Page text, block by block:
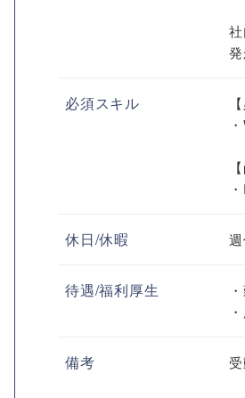
必須スキル
休日/休暇
待遇/福利厚生
備考